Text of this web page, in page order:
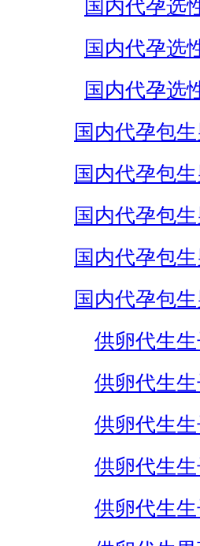
国内代孕选
国内代孕选
国内代孕选
国内代孕包
国内代孕包
国内代孕包
国内代孕包
国内代孕包
供卵代生
供卵代生
供卵代生
供卵代生
供卵代生生